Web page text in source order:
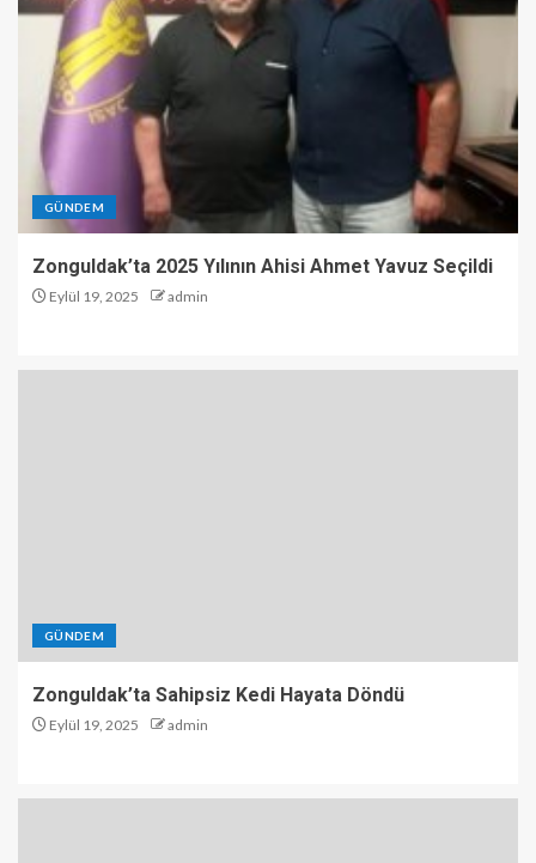
GÜNDEM
Zonguldak’ta 2025 Yılının Ahisi Ahmet Yavuz Seçildi
Eylül 19, 2025 admin
GÜNDEM
Zonguldak’ta Sahipsiz Kedi Hayata Döndü
Eylül 19, 2025 admin